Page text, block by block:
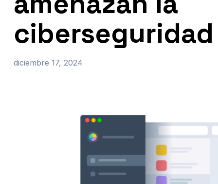
ciberseguridad
diciembre 17, 2024